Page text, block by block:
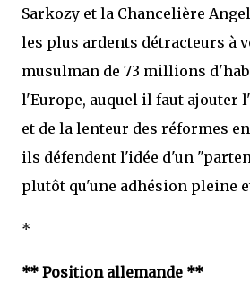
Sarkozy et la Chancelière
les plus ardents détracteurs à
musulman de 73 millions
l'Europe, auquel il faut ajouter
et de la lenteur des réformes
ils défendent l'idée d'un
plutôt qu'une adhésion pleine
*
** Position allemande **